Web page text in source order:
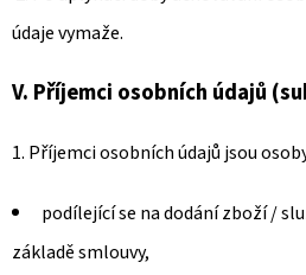
údaje vymaže.
V. Příjemci osobních údajů
1. Příjemci osobních údajů jsou
podílející se na dodání zboží /
základě smlouvy,